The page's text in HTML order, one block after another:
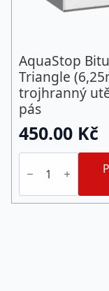
AquaStop
Triangle
trojhranný
pás
450.00 Kč
AquaStop
Bitumen
Triangle
(6,25m)
trojhranný